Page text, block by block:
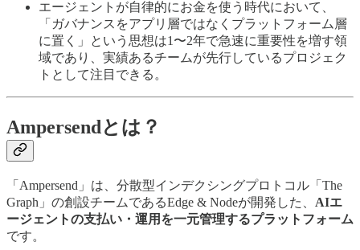
エージェントが自律的にお金を使う時代において、
「ガバナンスをアプリ層ではなくプラットフォーム層
に置く」という思想は1〜2年で急速に重要性を増す領
域であり、実績あるチームが先行しているプロジェク
トとして注目できる。
Ampersendとは？
「Ampersend」は、分散型インデクシングプロトコル「The
Graph」の創設チームであるEdge & Nodeが開発した、 AIエ
ージェントの支払い・運用を一元管理するプラットフォーム
です。